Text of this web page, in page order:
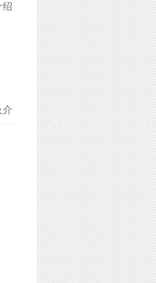
绍
介